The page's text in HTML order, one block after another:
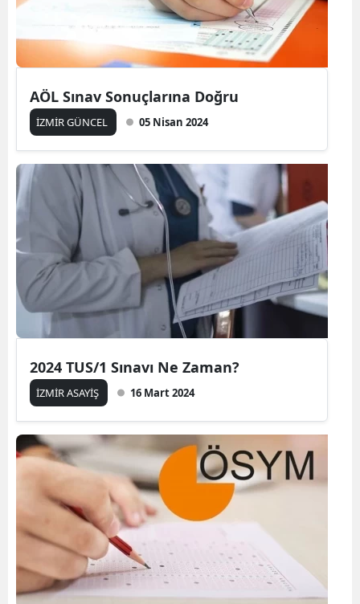
AÖL Sınav Sonuçlarına Doğru
İZMİR GÜNCEL 05 Nisan 2024
2024 TUS/1 Sınavı Ne Zaman?
İZMİR ASAYİŞ 16 Mart 2024